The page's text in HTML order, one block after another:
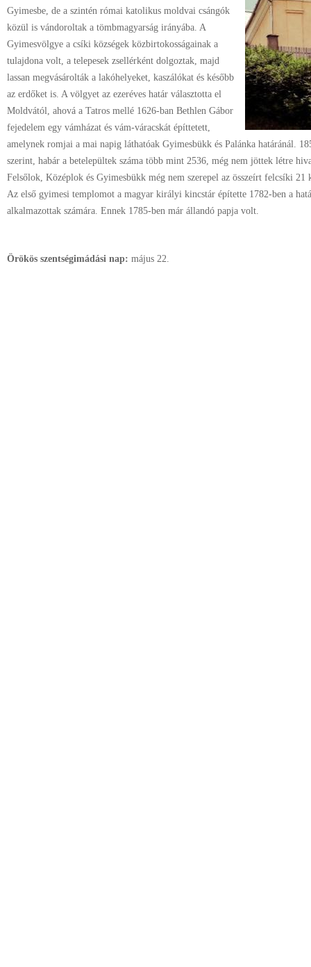
Gyimesbe, de a szintén római katolikus moldvai csángók
közül is vándoroltak a tömbmagyarság irányába. A
Gyimesvölgye a csíki községek közbirtokosságainak a
tulajdona volt, a telepesek zsellérként dolgoztak, majd
lassan megvásárolták a lakóhelyeket, kaszálókat és később
az erdőket is. A völgyet az ezeréves határ választotta el
Moldvától, ahová a Tatros mellé 1626-ban Bethlen Gábor
fejedelem egy vámházat és vám-váracskát építtetett,
amelynek romjai a mai napig láthatóak Gyimesbükk és Palánka határánál.
szerint, habár a betelepültek száma több mint 2536, még nem jöttek létre
Felsőlok, Középlok és Gyimesbükk még nem szerepel az összeírt felcsíki 21
Az első gyimesi templomot a magyar királyi kincstár építette 1782-ben a
alkalmazottak számára. Ennek 1785-ben már állandó papja volt.
Örökös szentségimádási nap: május 22.